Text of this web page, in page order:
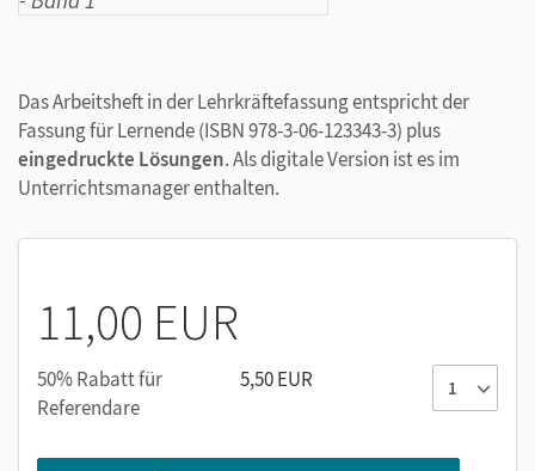
Das Arbeitsheft in der Lehrkräftefassung entspricht der
Fassung für Lernende (ISBN 978-3-06-123343-3) plus
eingedruckte Lösungen. Als digitale Version ist es im
Unterrichtsmanager enthalten.
11,00 EUR
50% Rabatt für
Referendare
5,50 EUR